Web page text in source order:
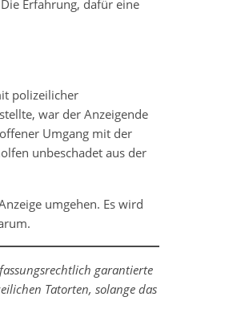
Erfahrung, dafür eine
polizeilicher
war der Anzeigende
Umgang mit der
unbeschadet aus der
umgehen. Es wird
garantierte
Tatorten, solange das